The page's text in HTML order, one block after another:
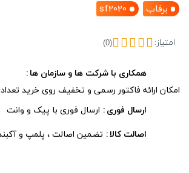
برفاب
sf2020
امتیاز: (0)
همکاری با شرکت ها و سازمان ها
امکان ارائه فاکتور رسمی و تخفیف روی خرید
ارسال فوری ارسال فوری با پیک و وانت
اصالت کالا تضمین اصالت ، پلمپ و